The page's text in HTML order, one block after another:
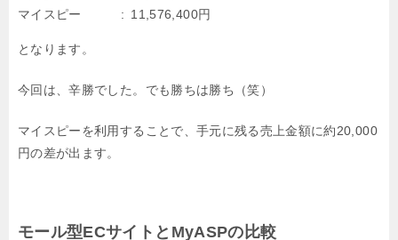
マイスピー
11,576,400円
となります。
今回は、辛勝でした。でも勝ちは勝ち（笑）
マイスピーを利用することで、手元に残る売上金額に約20,000
円の差が出ます。
モール型ECサイトとMyASPの比較